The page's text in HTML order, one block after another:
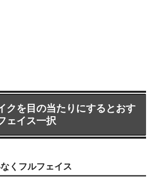
クを目の当たりにするとおす
ェイス一択
くフルフェイス